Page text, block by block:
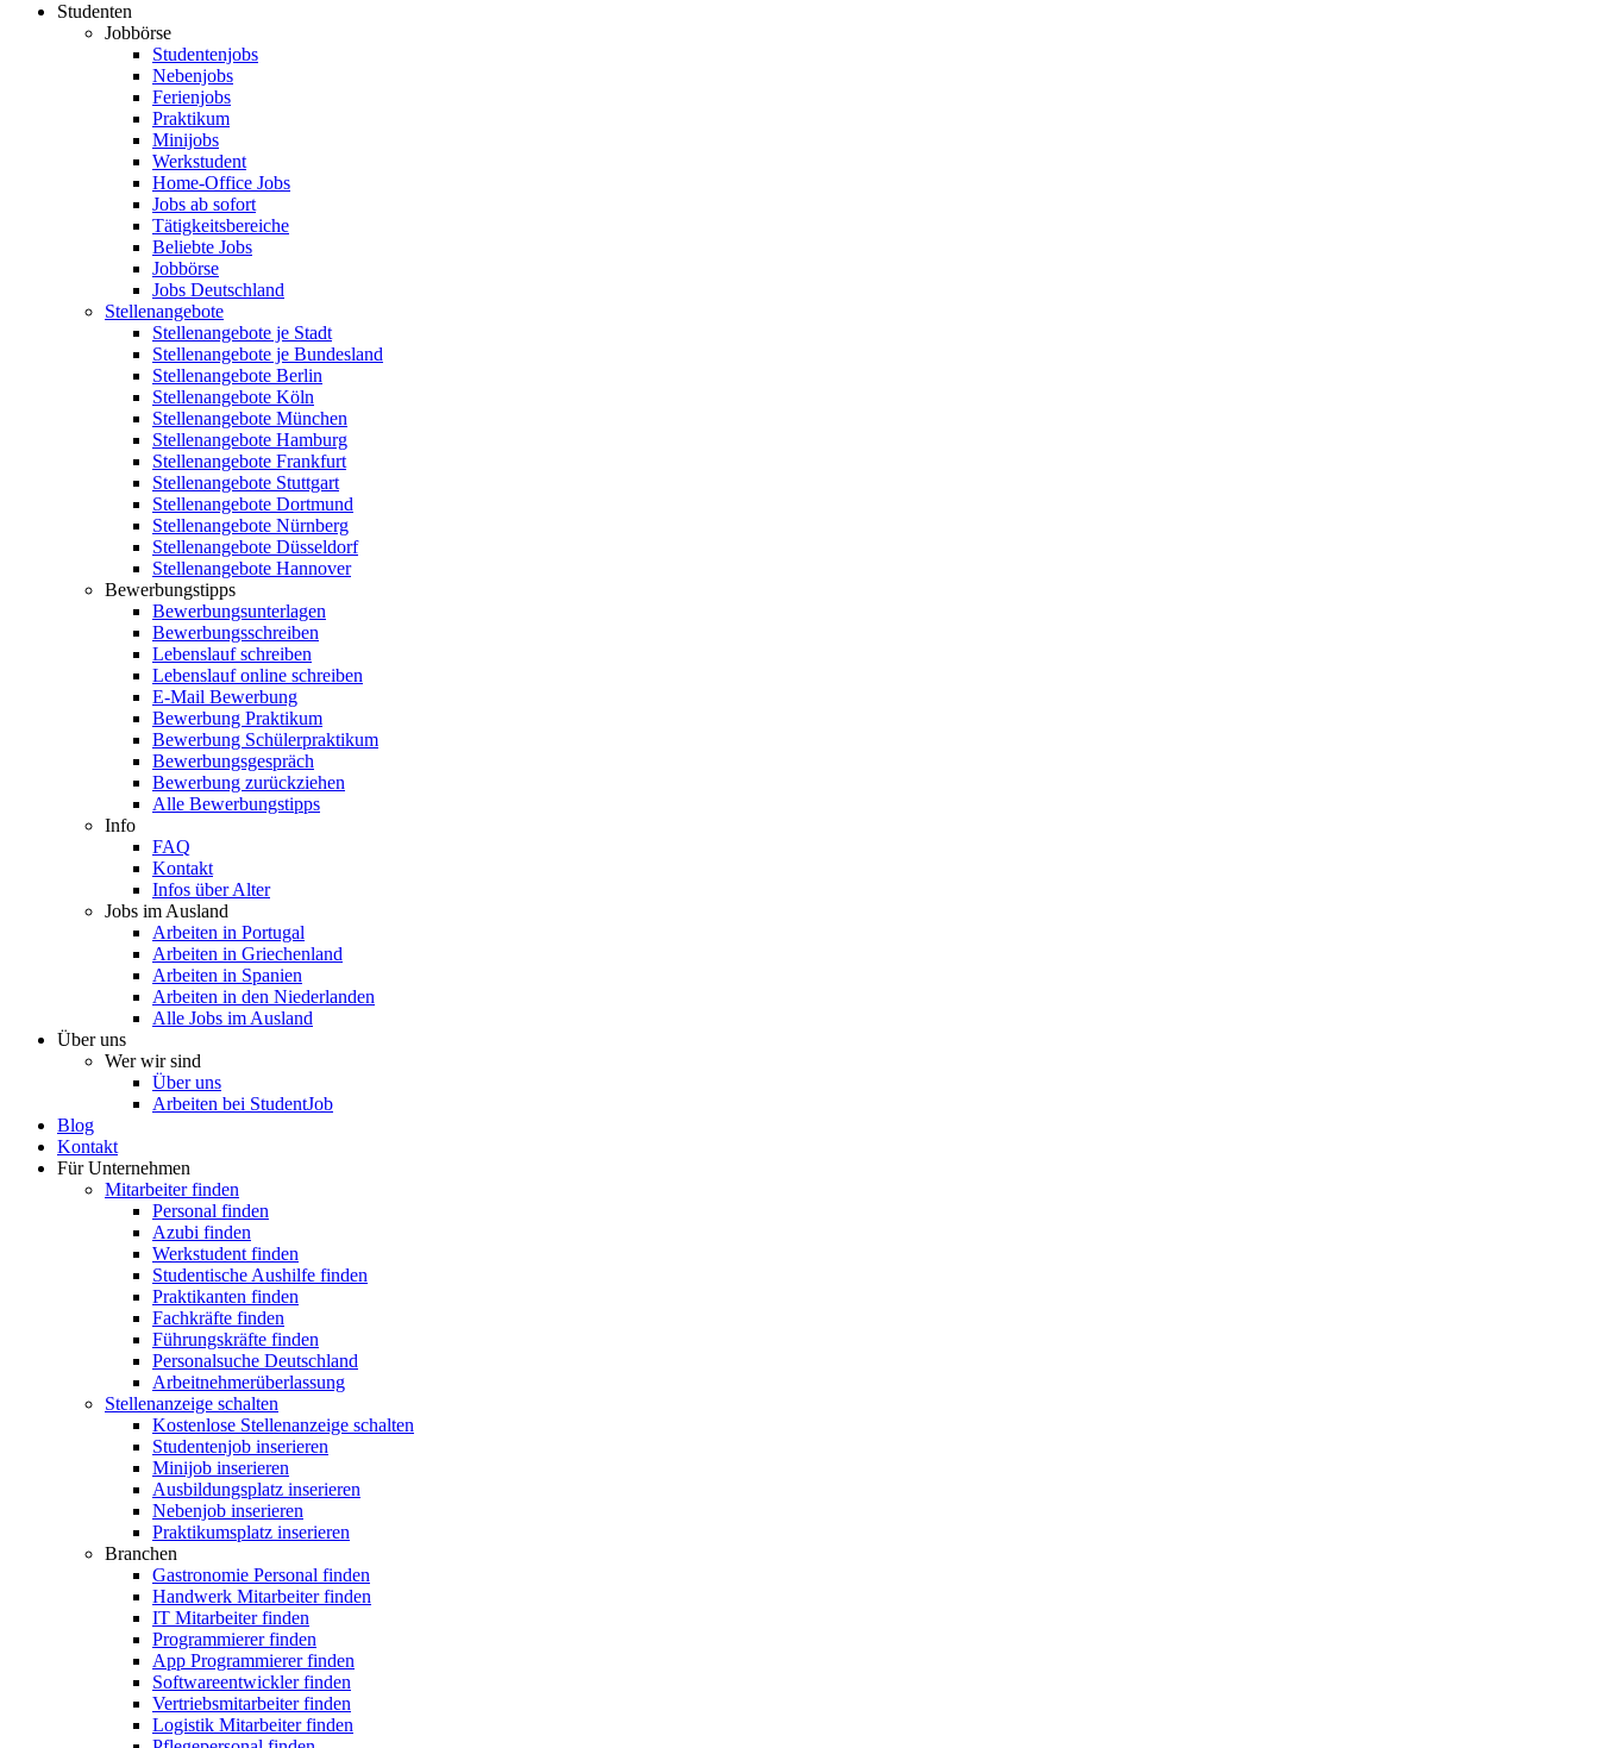
Studenten
Jobbörse
Studentenjobs
Nebenjobs
Ferienjobs
Praktikum
Minijobs
Werkstudent
Home-Office Jobs
Jobs ab sofort
Tätigkeitsbereiche
Beliebte Jobs
Jobbörse
Jobs Deutschland
Stellenangebote
Stellenangebote je Stadt
Stellenangebote je Bundesland
Stellenangebote Berlin
Stellenangebote Köln
Stellenangebote München
Stellenangebote Hamburg
Stellenangebote Frankfurt
Stellenangebote Stuttgart
Stellenangebote Dortmund
Stellenangebote Nürnberg
Stellenangebote Düsseldorf
Stellenangebote Hannover
Bewerbungstipps
Bewerbungsunterlagen
Bewerbungsschreiben
Lebenslauf schreiben
Lebenslauf online schreiben
E-Mail Bewerbung
Bewerbung Praktikum
Bewerbung Schülerpraktikum
Bewerbungsgespräch
Bewerbung zurückziehen
Alle Bewerbungstipps
Info
FAQ
Kontakt
Infos über Alter
Jobs im Ausland
Arbeiten in Portugal
Arbeiten in Griechenland
Arbeiten in Spanien
Arbeiten in den Niederlanden
Alle Jobs im Ausland
Über uns
Wer wir sind
Über uns
Arbeiten bei StudentJob
Blog
Kontakt
Für Unternehmen
Mitarbeiter finden
Personal finden
Azubi finden
Werkstudent finden
Studentische Aushilfe finden
Praktikanten finden
Fachkräfte finden
Führungskräfte finden
Personalsuche Deutschland
Arbeitnehmerüberlassung
Stellenanzeige schalten
Kostenlose Stellenanzeige schalten
Studentenjob inserieren
Minijob inserieren
Ausbildungsplatz inserieren
Nebenjob inserieren
Praktikumsplatz inserieren
Branchen
Gastronomie Personal finden
Handwerk Mitarbeiter finden
IT Mitarbeiter finden
Programmierer finden
App Programmierer finden
Softwareentwickler finden
Vertriebsmitarbeiter finden
Logistik Mitarbeiter finden